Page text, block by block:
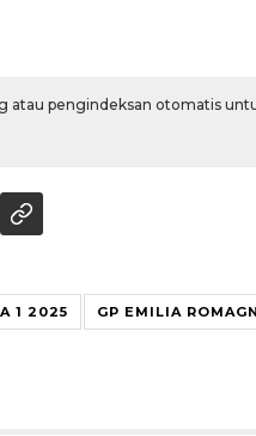
pengindeksan otomatis
1 2025 GP EMILIA
31 Juli 2026 18:01